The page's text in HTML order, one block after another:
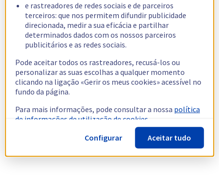
e rastreadores de redes sociais e de parceiros
terceiros: que nos permitem difundir publicidade
direcionada, medir a sua eficácia e partilhar
determinados dados com os nossos parceiros
publicitários e as redes sociais.
Pode aceitar todos os rastreadores, recusá-los ou
personalizar as suas escolhas a qualquer momento
clicando na ligação «Gerir os meus cookies» acessível no
fundo da página.
Para mais informações, pode consultar a nossa política
de informações de utilização de cookies.
Configurar
Aceitar tudo